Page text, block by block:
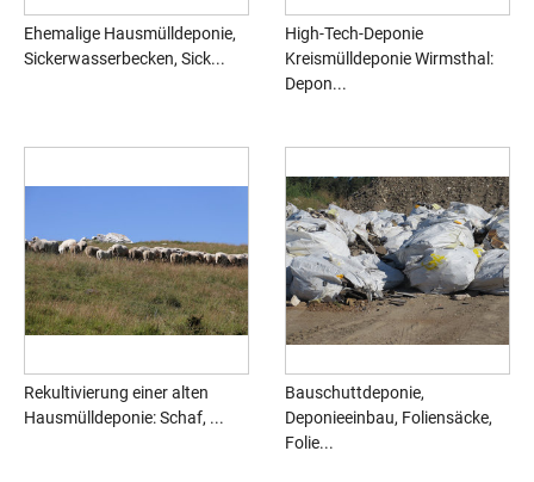
Ehemalige Hausmülldeponie,
Sickerwasserbecken, Sick...
High-Tech-Deponie
Kreismülldeponie Wirmsthal:
Depon...
Rekultivierung einer alten
Hausmülldeponie: Schaf, ...
Bauschuttdeponie,
Deponieeinbau, Foliensäcke,
Folie...